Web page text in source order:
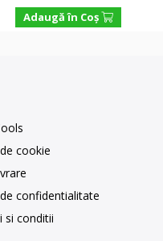
Adaugă în Coş
cookie
de confidentialitate
si conditii